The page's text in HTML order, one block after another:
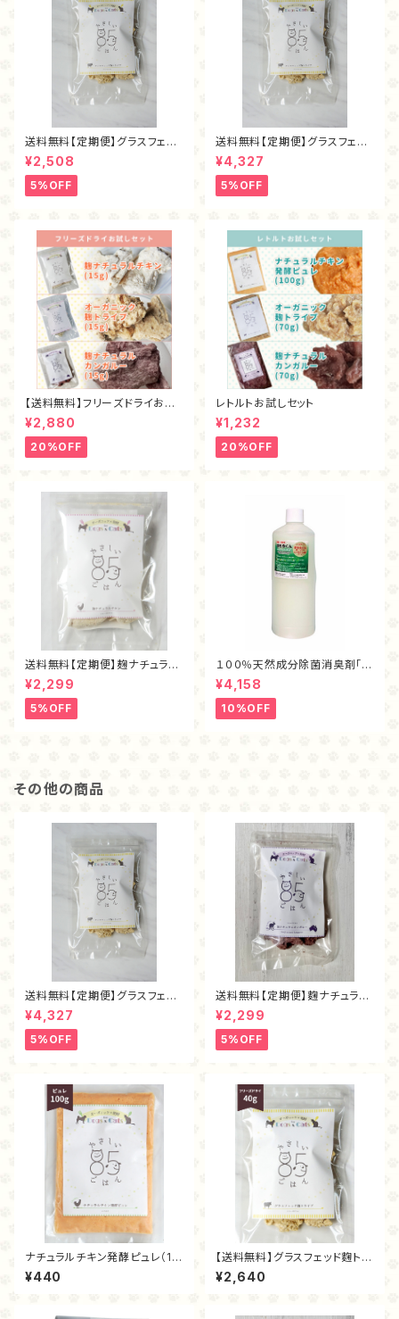
送料無料【定期便】グラスフェッ
ド麴トライプ・フリーズドライ40
ｇ
¥2,508
5%OFF
送料無料【定期便】グラスフェッ
ド麴トライプ・フリーズドライ80
ｇ
¥4,327
5%OFF
【送料無料】フリーズドライお試
しセット
¥2,880
20%OFF
レトルトお試しセット
¥1,232
20%OFF
送料無料【定期便】麹ナチュラル
チキン・フリーズドライ40ｇ
¥2,299
5%OFF
１００％天然成分除菌消臭剤「ま
もるくん（１L）」
¥4,158
10%OFF
その他の商品
送料無料【定期便】グラスフェッ
ド麴トライプ・フリーズドライ80
ｇ
¥4,327
5%OFF
送料無料【定期便】麴ナチュラル
カンガルー（40ｇ）
¥2,299
5%OFF
ナチュラルチキン発酵ピュレ（10
0ｇ）
¥440
【送料無料】グラスフェッド麴トラ
イプ（フリーズドライ40ｇ）
¥2,640